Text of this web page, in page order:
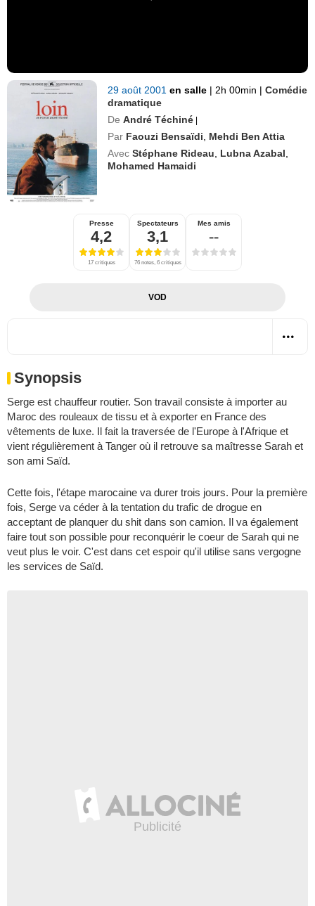
29 août 2001en salle | 2h 00min | Comédie
dramatique
De André Téchiné |
Par Faouzi Bensaïdi
Mehdi Ben Attia
Avec Stéphane Rideau Lubna Azabal
Mohamed Hamaidi
Presse
4,2
17 critiques
Spectateurs
3,1
76 notes, 6 critiques
Mes amis
--
VOD
Synopsis
Serge est chauffeur routier. Son travail consiste à importer au
Maroc des rouleaux de tissu et à exporter en France des
vêtements de luxe. Il fait la traversée de l'Europe à l'Afrique et
vient régulièrement à Tanger où il retrouve sa maîtresse Sarah et
son ami Saïd.
Cette fois, l'étape marocaine va durer trois jours. Pour la première
fois, Serge va céder à la tentation du trafic de drogue en
acceptant de planquer du shit dans son camion. Il va également
faire tout son possible pour reconquérir le coeur de Sarah qui ne
veut plus le voir. C'est dans cet espoir qu'il utilise sans vergogne
les services de Saïd.